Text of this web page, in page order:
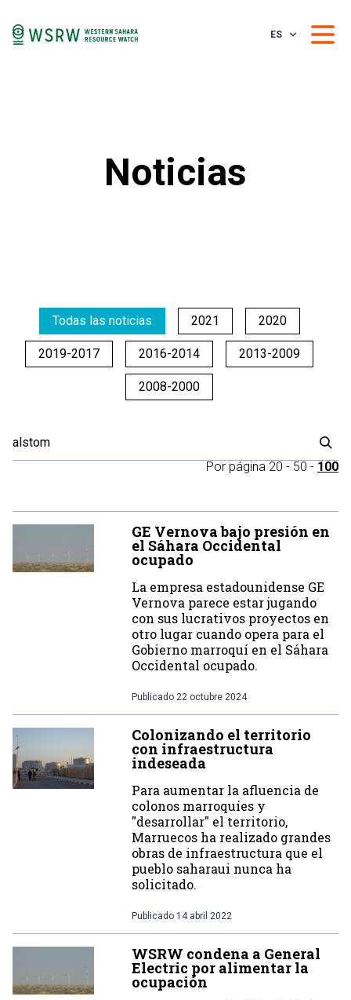
ES
Noticias
Todas las noticias 2021 2020
2019-2017 2016-2014 2013-2009
2008-2000
Por página 20 - 50 - 100
GE Vernova bajo presión en
el Sáhara Occidental
ocupado
La empresa estadounidense GE
Vernova parece estar jugando
con sus lucrativos proyectos en
otro lugar cuando opera para el
Gobierno marroquí en el Sáhara
Occidental ocupado.
Publicado 22 octubre 2024
Colonizando el territorio
con infraestructura
indeseada
Para aumentar la afluencia de
colonos marroquíes y
"desarrollar" el territorio,
Marruecos ha realizado grandes
obras de infraestructura que el
pueblo saharaui nunca ha
solicitado.
Publicado 14 abril 2022
WSRW condena a General
Electric por alimentar la
ocupación